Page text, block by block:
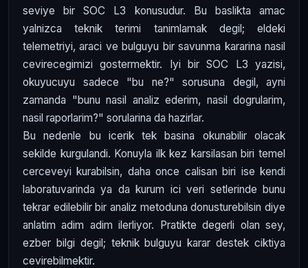
seviye bir SOC L3 konusudur. Bu baslikta amac
yalnizca teknik terimi tanimlamak degil; eldeki
telemetriyi, araci ve bulguyu bir savunma kararina nasil
cevirecegimizi gostermektir. Iyi bir SOC L3 yazisi,
okuyucuyu sadece "bu ne?" sorusuna degil, ayni
zamanda "bunu nasil analiz ederim, nasil dogrularim,
nasil raporlarim?" sorularina da hazirlar.
Bu nedenle bu icerik tek basina okunabilir olacak
sekilde kurgulandi. Konuyla ilk kez karsilasan biri temel
cerceveyi kurabilsin, daha once calisan biri ise kendi
laboratuvarinda ya da kurum ici veri setlerinde bunu
tekrar edilebilir bir analiz metoduna donusturebilsin diye
anlatim adim adim ilerliyor. Pratikte degerli olan sey,
ezber bilgi degil; teknik bulguyu karar destek ciktiya
cevirebilmektir.